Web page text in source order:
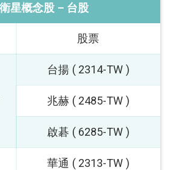
星概念股 – 台股
股票
台揚 ( 2314-TW )
兆赫 ( 2485-TW )
啟碁 ( 6285-TW )
華通 ( 2313-TW )